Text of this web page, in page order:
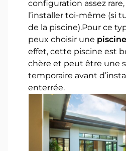
configuration assez
l’installer toi-même (si
de la piscine).Pour ce
peux choisir une
effet, cette piscine est
chère et peut être une
temporaire avant
enterrée.